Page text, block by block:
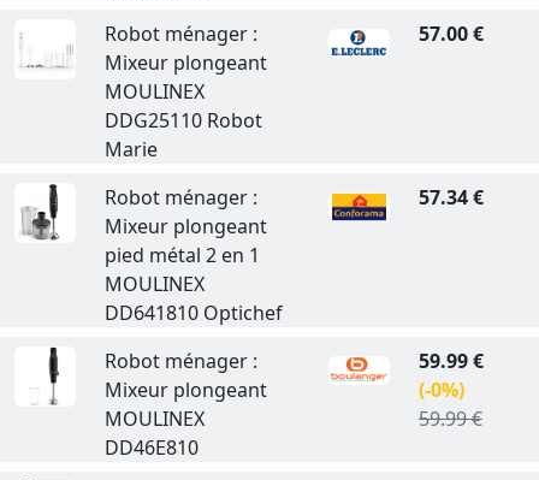
Robot ménager :
Mixeur plongeant
MOULINEX
DDG25110 Robot
Marie
57.00 €
Robot ménager :
Mixeur plongeant
pied métal 2 en 1
MOULINEX
DD641810 Optichef
57.34 €
Robot ménager :
Mixeur plongeant
MOULINEX
DD46E810
59.99 €
(-0%)
59.99 €